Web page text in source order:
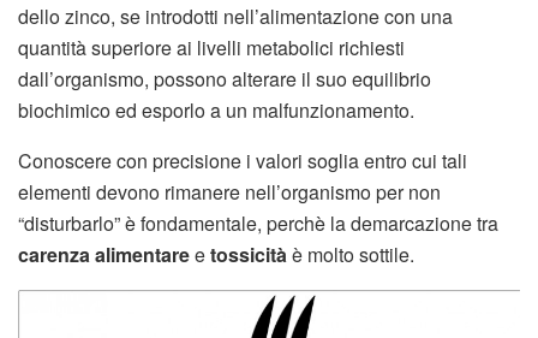
dello zinco, se introdotti nell’alimentazione con una
quantità superiore ai livelli metabolici richiesti
dall’organismo, possono alterare il suo equilibrio
biochimico ed esporlo a un malfunzionamento.
Conoscere con precisione i valori soglia entro cui tali
elementi devono rimanere nell’organismo per non
“disturbarlo” è fondamentale, perchè la demarcazione tra
carenza alimentareetossicitàè molto sottile.